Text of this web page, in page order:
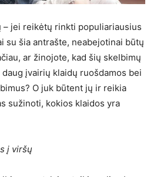
– jei reikėtų rinkti populiariausius
su šia antrašte, neabejotinai būtų
ar žinojote, kad šių skelbimų
įvairių klaidų ruošdamos bei
O juk būtent jų ir reikia
sužinoti, kokios klaidos yra
į viršų